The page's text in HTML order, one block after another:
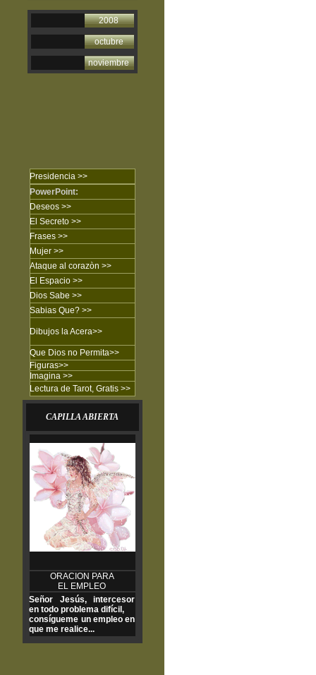
2008
octubre
noviembre
Presidencia >>
PowerPoint:
Deseos >>
El Secreto>>
Frases>>
Mujer>>
Ataque al corazòn>>
El Espacio >>
Dios Sabe>>
Sabias Que?>>
Dibujos la Acera>>
Que Dios no Permita>>
Figuras>>
Imagina>>
Lectura de Tarot, Gratis >>
CAPILLA ABIERTA
ORACION PARA
EL EMPLEO
Señor Jesús, intercesor
en todo problema difícil,
consígueme un empleo en
que me realice...